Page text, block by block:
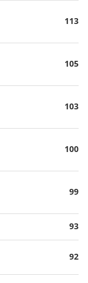
113
105
103
100
99
93
92